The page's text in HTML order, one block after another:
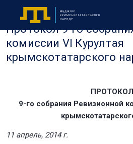
Протокол 9-го
комиссии VI Курултая
крымскотатарского
ПРОТОКОЛ
9-го собрания Ревизионной
11 апрель, 2014 г.